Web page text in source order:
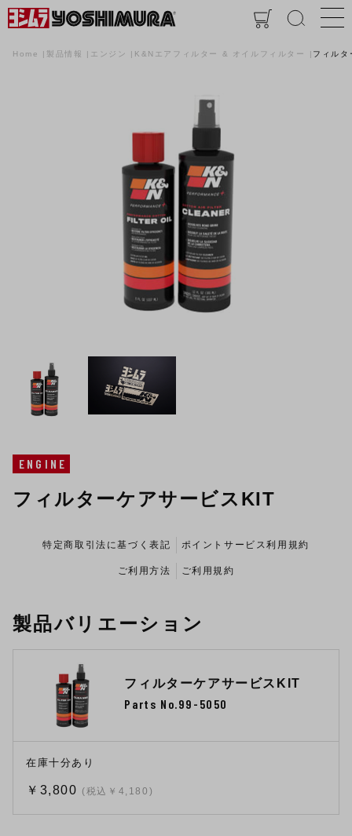
Home 製品情報 エンジン K&Nエアフィルター & オイルフィルター フィル
ENGINE
フィルターケアサービスKIT
特定商取引法に基づく表記 ポイントサービス利用規約
ご利用方法 ご利用規約
製品バリエーション
フィルターケアサービスKIT
Parts No.99-5050
在庫十分あり
￥3,800 (税込￥4,180)